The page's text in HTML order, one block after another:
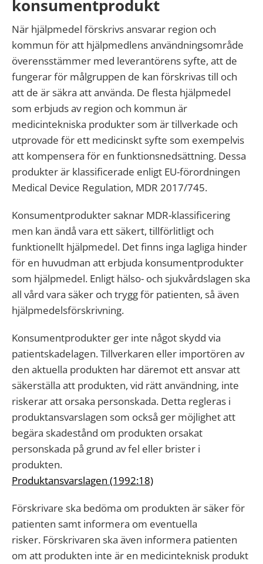
konsumentprodukt
När hjälpmedel förskrivs ansvarar region och
kommun för att hjälpmedlens användningsområde
överensstämmer med leverantörens syfte, att de
fungerar för målgruppen de kan förskrivas till och
att de är säkra att använda. De flesta hjälpmedel
som erbjuds av region och kommun är
medicintekniska produkter som är tillverkade och
utprovade för ett medicinskt syfte som exempelvis
att kompensera för en funktionsnedsättning. Dessa
produkter är klassificerade enligt EU-förordningen
Medical Device Regulation, MDR 2017/745.
Konsumentprodukter saknar MDR-klassificering
men kan ändå vara ett säkert, tillförlitligt och
funktionellt hjälpmedel. Det finns inga lagliga hinder
för en huvudman att erbjuda konsumentprodukter
som hjälpmedel. Enligt hälso- och sjukvårdslagen ska
all vård vara säker och trygg för patienten, så även
hjälpmedelsförskrivning.
Konsumentprodukter ger inte något skydd via
patientskadelagen. Tillverkaren eller importören av
den aktuella produkten har däremot ett ansvar att
säkerställa att produkten, vid rätt användning, inte
riskerar att orsaka personskada. Detta regleras i
produktansvarslagen som också ger möjlighet att
begära skadestånd om produkten orsakat
personskada på grund av fel eller brister i
produkten.
Produktansvarslagen (1992:18)
Förskrivare ska bedöma om produkten är säker för
patienten samt informera om eventuella
risker. Förskrivaren ska även informera patienten
om att produkten inte är en medicinteknisk produkt